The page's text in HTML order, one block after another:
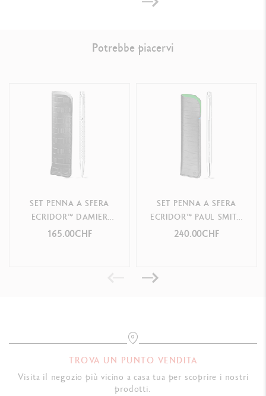
LEGAL STANDARDS
PRODUCT REFERENCE
Potrebbe piacervi
SET PENNA A SFERA
ECRIDOR™ DAMIER
GRIGIO ARGENTO &
165.00CHF
SET PENNA A SFERA
ECRIDOR™ PAUL SMITH
GRIGIO ARGENTO &
240.00CHF
TROVA UN PUNTO VENDITA
Visita il negozio più vicino a casa tua per scoprire i nostri
prodotti.